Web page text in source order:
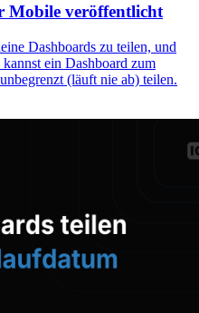
Mobile veröffentlicht
Dashboards zu teilen, und
ein Dashboard zum
(läuft nie ab) teilen.